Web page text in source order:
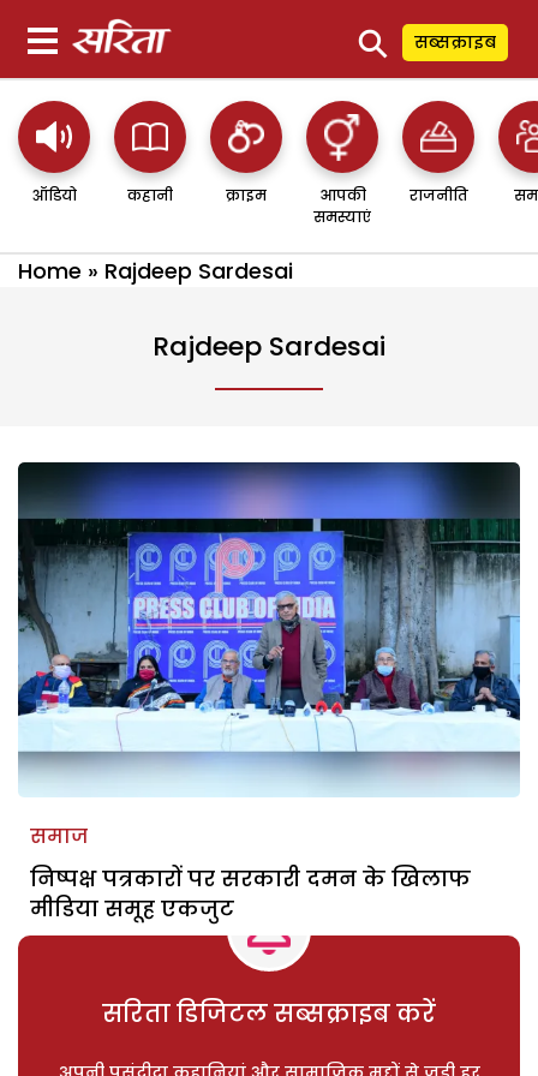
⚲ सब्सक्राइब
ऑडियो कहानी क्राइम
आपकी
समस्याएं
राजनीति
Home » Rajdeep Sardesai
Rajdeep Sardesai
समाज
निष्पक्ष पत्रकारों पर सरकारी दमन के खिलाफ
मीडिया समूह एकजुट
सरिता डिजिटल सब्सक्राइब करें